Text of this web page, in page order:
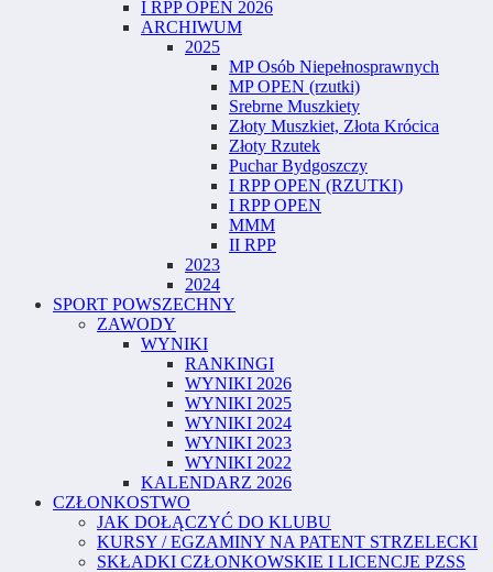
I RPP OPEN 2026
ARCHIWUM
2025
MP Osób Niepełnosprawnych
MP OPEN (rzutki)
Srebrne Muszkiety
Złoty Muszkiet, Złota Krócica
Złoty Rzutek
Puchar Bydgoszczy
I RPP OPEN (RZUTKI)
I RPP OPEN
MMM
II RPP
2023
2024
SPORT POWSZECHNY
ZAWODY
WYNIKI
RANKINGI
WYNIKI 2026
WYNIKI 2025
WYNIKI 2024
WYNIKI 2023
WYNIKI 2022
KALENDARZ 2026
CZŁONKOSTWO
JAK DOŁĄCZYĆ DO KLUBU
KURSY / EGZAMINY NA PATENT STRZELECKI
SKŁADKI CZŁONKOWSKIE I LICENCJE PZSS